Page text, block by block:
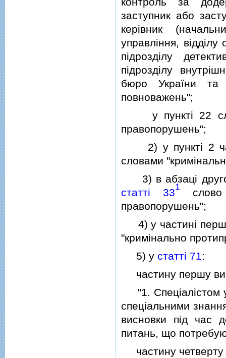
заступник або
керiвник
управлiння, вiддiлу
пiдроздiлу
пiдроздiлу
бюро України
повноважень";
у пунктi 22
правопорушень";
2) у пунктi 2
словами
3) в абзацi
статтi 331слово
правопорушень";
4) у частинi
"кримiнально
5) у статтi 71:
частину першу
"1. Спецiалiстом у
спецiальними
висновки пiд час
питань, що
частину четверту